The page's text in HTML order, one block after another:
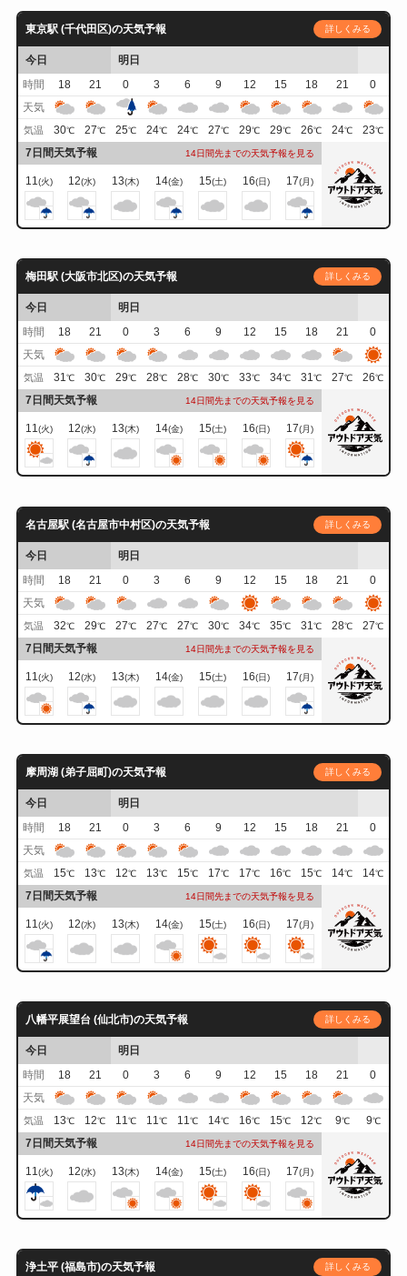
東京駅 (千代田区)の天気予報 詳しくみる
今日
明日
時間
18 21 0 3 6 9 12 15 18 21
0
天気
気温 30℃ 27℃ 25℃ 24℃ 24℃ 27℃ 29℃ 29℃ 26℃ 24℃ 23℃
7日間天気予報 14日間先までの天気予報を見る
11(火) 12(水) 13(木) 14(金) 15(土) 16(日) 17(月)
梅田駅 (大阪市北区)の天気予報 詳しくみる
今日
明日
時間
18 21 0 3 6 9 12 15 18 21
0
天気
気温 31℃ 30℃ 29℃ 28℃ 28℃ 30℃ 33℃ 34℃ 31℃ 27℃ 26℃
7日間天気予報 14日間先までの天気予報を見る
11(火) 12(水) 13(木) 14(金) 15(土) 16(日) 17(月)
名古屋駅 (名古屋市中村区)の天気予報 詳しくみる
今日
明日
時間
18 21 0 3 6 9 12 15 18 21
0
天気
気温 32℃ 29℃ 27℃ 27℃ 27℃ 30℃ 34℃ 35℃ 31℃ 28℃ 27℃
7日間天気予報 14日間先までの天気予報を見る
11(火) 12(水) 13(木) 14(金) 15(土) 16(日) 17(月)
摩周湖 (弟子屈町)の天気予報 詳しくみる
今日
明日
時間
18 21 0 3 6 9 12 15 18 21
0
天気
気温 15℃ 13℃ 12℃ 13℃ 15℃ 17℃ 17℃ 16℃ 15℃ 14℃ 14℃
7日間天気予報 14日間先までの天気予報を見る
11(火) 12(水) 13(木) 14(金) 15(土) 16(日) 17(月)
八幡平展望台 (仙北市)の天気予報 詳しくみる
今日
明日
時間
18 21 0 3 6 9 12 15 18 21
0
天気
気温 13℃ 12℃ 11℃ 11℃ 11℃ 14℃ 16℃ 15℃ 12℃ 9℃ 9℃
7日間天気予報 14日間先までの天気予報を見る
11(火) 12(水) 13(木) 14(金) 15(土) 16(日) 17(月)
浄土平 (福島市)の天気予報 詳しくみる